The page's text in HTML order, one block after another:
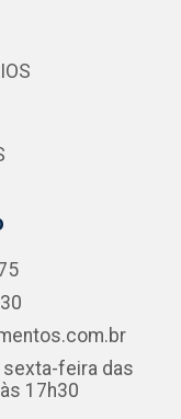
feira das
17h30